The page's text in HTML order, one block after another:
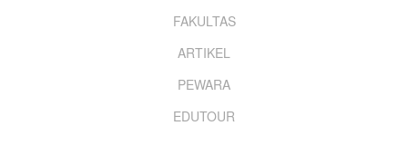
FAKULTAS
ARTIKEL
PEWARA
EDUTOUR